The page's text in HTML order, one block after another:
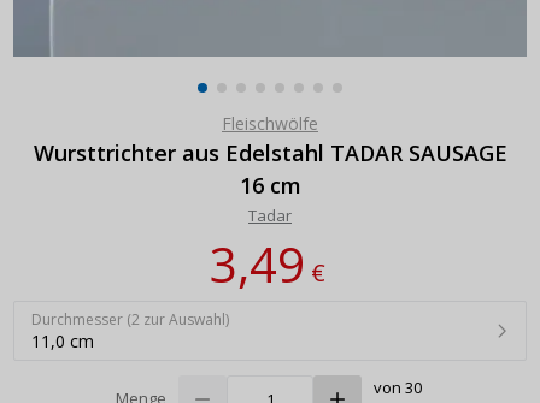
Fleischwölfe
Wursttrichter aus Edelstahl TADAR SAUSAGE
16 cm
Tadar
3,49€
Durchmesser (2 zur Auswahl)
11,0 cm
Menge
von 30